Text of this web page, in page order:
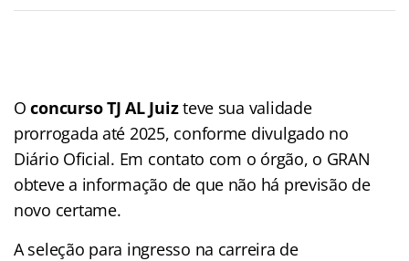
Oconcurso TJ AL Juizteve sua validade
prorrogada até 2025, conforme divulgado no
Diário Oficial. Em contato com o órgão, o GRAN
obteve a informação de que não há previsão de
novo certame.
A seleção para ingresso na carreira de